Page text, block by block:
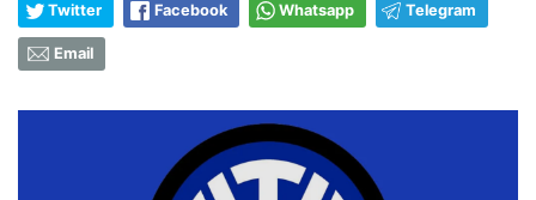
Twitter Facebook Whatsapp Telegram
Email